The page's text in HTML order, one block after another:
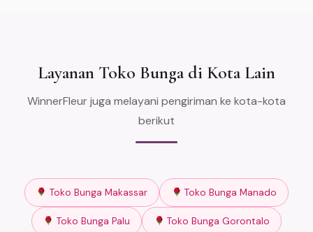
Layanan Toko Bunga di Kota Lain
WinnerFleur juga melayani pengiriman ke kota-kota
berikut
Toko Bunga Makassar Toko Bunga Manado
Toko Bunga Palu Toko Bunga Gorontalo